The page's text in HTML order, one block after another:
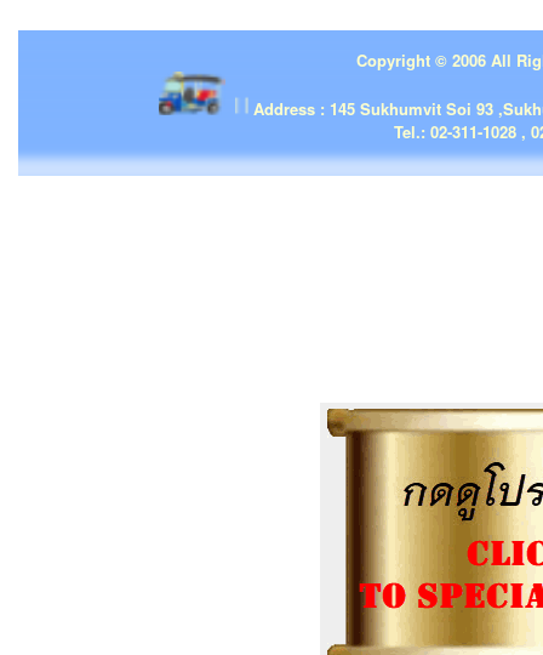
Copyright © 2006 All
| | | Address : 145 Sukhumvit Soi 93
Tel.: 02-311-1028 ,